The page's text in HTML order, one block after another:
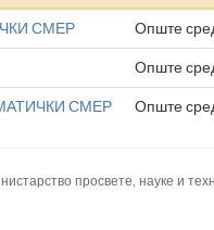
СМЕР Опште
Опште
СМЕР
Опште
просвете, науке и